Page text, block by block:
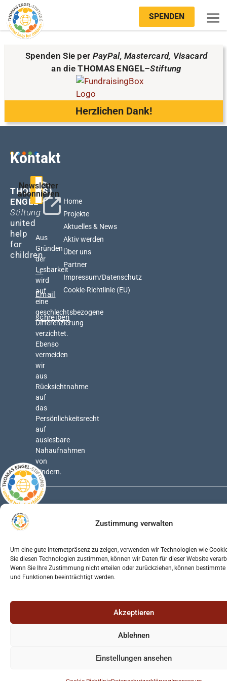
Zustimmung verwalten
Um eine gute Internetpräsenz zu zeigen, verwenden wir Technologien wie
Sie diesen Technologien zustimmen, können wir Daten für dieser Website
Wenn Sie Ihre Zustimmung nicht erteilen oder zurückziehen, können bestimmte
und Funktionen beeinträchtigt werden.
Akzeptieren
Ablehnen
Einstellungen ansehen
SPENDEN
Spenden Sie per PayPal, Mastercard, Visacard
an dieTHOMAS ENGEL–Stiftung
Herzlichen Dank!
Kontakt
THOMAS
ENGEL–
Stiftung
united
help
for
children
→
Email
schreiben
Newsletter
abonnieren
Aus
Gründen
der
Lesbarkeit
wird
auf
eine
geschlechtsbezogene
Differenzierung
verzichtet.
Ebenso
vermeiden
wir
aus
Rücksichtnahme
auf
das
Persönlichkeitsrecht
auf
auslesbare
Nahaufnahmen
von
Kindern.
Home
Projekte
Aktuelles & News
Aktiv werden
Über uns
Partner
Impressum/Datenschutz
Cookie-Richtlinie (EU)
ENGEL
NASSDE55XXX